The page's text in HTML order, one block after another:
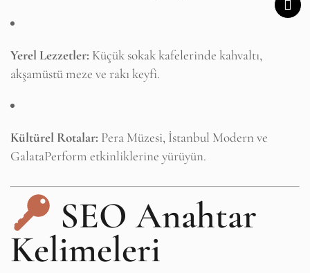
Yerel Lezzetler: Küçük sokak kafelerinde kahvaltı,
akşamüstü meze ve rakı keyfi.
Kültürel Rotalar: Pera Müzesi, İstanbul Modern ve
GalataPerform etkinliklerine yürüyün.
SEO Anahtar
Kelimeleri